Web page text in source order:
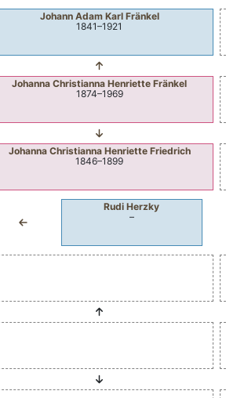
Johann Adam Karl Fränkel
1841–1921
Johanna Christianna HenrietteFränkel
1874–1969
Johanna Christianna Henriette Friedrich
1846–1899
RudiHerzky
–